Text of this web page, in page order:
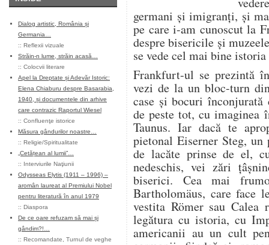
Dialog artistic, România și
Germania…
:: Reflexii vizuale
Străin-n lume, străin acasă…
:: Colocvii literare
Apel la Dreptate și Adevăr Istoric:
Elena Chiaburu despre Basarabia,
1940, și documentele din arhive
care contrazic Raportul Wiesel
:: Confluenţe istorice
Măsura gândurilor noastre…
:: Religie/Spiritualitate
„Cetățean al lumii”…
:: Interviurile Naţiunii
Odysseas Elytis (1911 – 1996) –
aromân laureat al Premiului Nobel
pentru literatură în anul 1979
:: Diaspora
De ce oare refuzam să mai și
gândim?!…
:: Recomandate Turnul de veghe
germani și imigranți, și
pe care i-am cunoscut la
despre bisericile și
se vede cel mai bine
Frankfurt-ul se prezintă
vezi de la un bloc-turn
case și bocuri înconjurată
de peste tot, cu
Taunus. Iar dacă te
pietonal Eiserner Steg,
de lacăte prinse de el,
nedeschis, vei zări
biserici. Cea mai
Bartholomäus, care face
vestita Römer sau Calea
legătura cu istoria, cu
americanii au un cult